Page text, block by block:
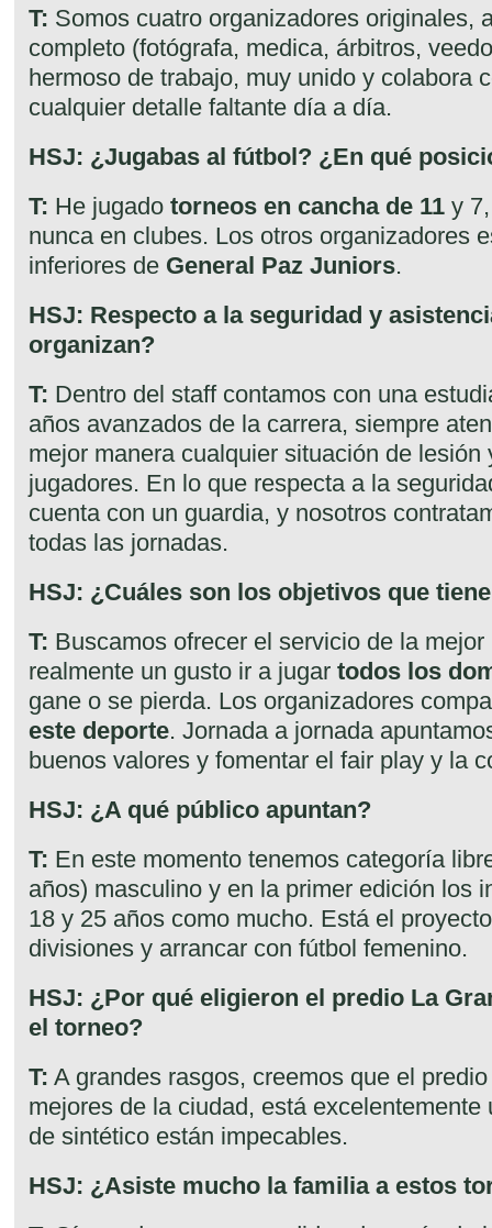
T: Somos cuatro organizadores originales,
completo (fotógrafa, medica, árbitros,
hermoso de trabajo, muy unido y colabora
cualquier detalle faltante día a día.
HSJ: ¿Jugabas al fútbol? ¿En qué
T: He jugado torneos en cancha de 11 y
nunca en clubes. Los otros organizadores
inferiores de General Paz Juniors.
HSJ: Respecto a la seguridad y
organizan?
T: Dentro del staff contamos con una
años avanzados de la carrera, siempre
mejor manera cualquier situación de lesión
jugadores. En lo que respecta a la
cuenta con un guardia, y nosotros
todas las jornadas.
HSJ: ¿Cuáles son los objetivos que
T: Buscamos ofrecer el servicio de la
realmente un gusto ir a jugar todos los
gane o se pierda. Los organizadores
este deporte. Jornada a jornada
buenos valores y fomentar el fair play y la
HSJ: ¿A qué público apuntan?
T: En este momento tenemos categoría
años) masculino y en la primer edición los
18 y 25 años como mucho. Está el
divisiones y arrancar con fútbol femenino.
HSJ: ¿Por qué eligieron el predio La
el torneo?
T: A grandes rasgos, creemos que el
mejores de la ciudad, está
de sintético están impecables.
HSJ: ¿Asiste mucho la familia a estos